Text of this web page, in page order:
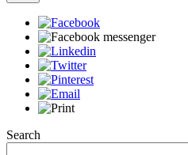
Search